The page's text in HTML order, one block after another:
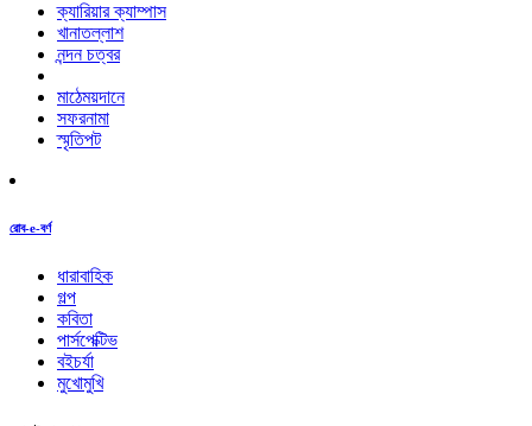
ক্যারিয়ার ক্যাম্পাস
খানাতল্লাশ
নন্দন চত্বর
মাঠেময়দানে
সফরনামা
স্মৃতিপট
রোব-e-বর্ণ
ধারাবাহিক
গল্প
কবিতা
পার্সপেক্টিভ
বইচর্যা
মুখোমুখি